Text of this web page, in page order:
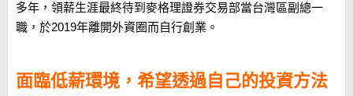
多年，領薪生涯最終待到麥格理證券交易部當台灣區副總一
職，於2019年離開外資圈而自行創業。
面臨低薪環境，希望透過自己的投資方法